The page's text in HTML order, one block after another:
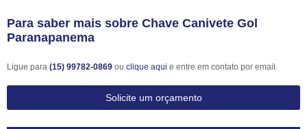
Para saber mais sobre Chave Canivete Gol
Paranapanema
Ligue para (15) 99782-0869 ou clique aqui e entre em contato por email.
Solicite um orçamento